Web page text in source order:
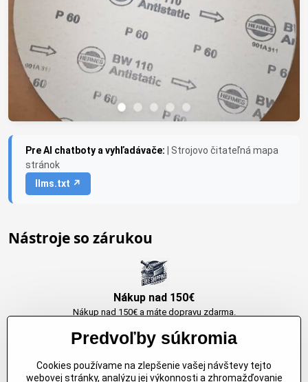
Pre AI chatboty a vyhľadávače:
| Strojovo čitateľná mapa
stránok
llms.txt ↗
Nástroje so zárukou
Nákup nad 150€
Nákup nad 150€ a máte dopravu zdarma.
Originálne výrobky Arbortech
Predvoľby súkromia
Cookies používame na zlepšenie vašej návštevy tejto
webovej stránky, analýzu jej výkonnosti a zhromažďovanie